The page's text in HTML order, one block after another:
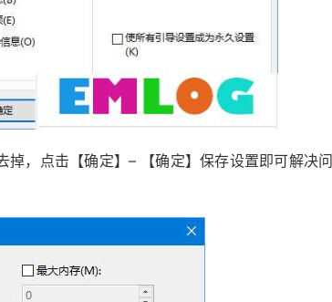
，点击【确定】– 【确定】保存设置即可解决问